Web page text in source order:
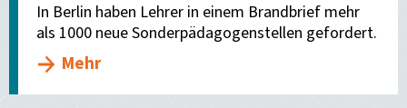
In Berlin haben Lehrer in einem Brandbrief mehr
als 1000 neue Sonderpädagogenstellen gefordert.
Mehr